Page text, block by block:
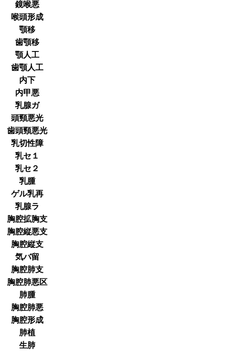
鏡喉悪
喉頭形成
顎移
歯顎移
顎人工
歯顎人工
内下
内甲悪
乳腺ガ
頭頸悪光
歯頭頸悪光
乳切性障
乳セ１
乳セ２
乳腫
ゲル乳再
乳腺ラ
胸腔拡胸支
胸腔縦悪支
胸腔縦支
気バ留
胸腔肺支
胸腔肺悪区
肺腫
胸腔肺悪
胸腔形成
肺植
生肺